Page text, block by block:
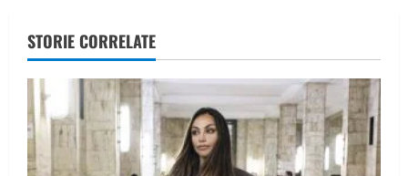
v
i
g
a
STORIE CORRELATE